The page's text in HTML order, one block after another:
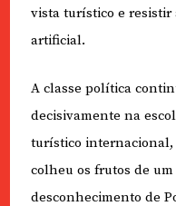
vista turístico e resistir
artificial.
A classe política
decisivamente na
turístico internacional,
colheu os frutos de
desconhecimento de